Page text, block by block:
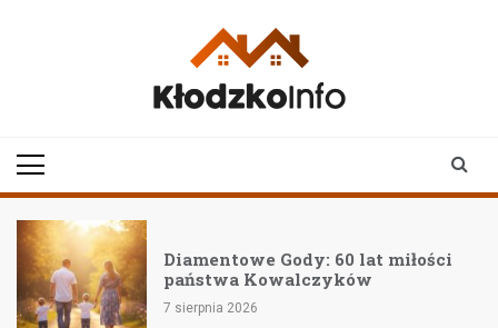
Diamentowe Gody: 60 lat miłości
państwa Kowalczyków
7 sierpnia 2026